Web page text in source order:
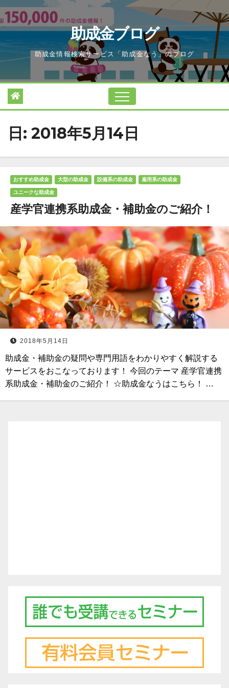
Skip
to
content
助成金ブログ
助成金情報検索サービス「助成金なう」のブログ
日: 2018年5月14日
おすすめ助成金 大型の助成金 設備系の助成金 雇用系の助成金
ユニークな助成金
産学官連携系助成金・補助金のご紹介！
2018年5月14日
助成金・補助金の疑問や専門用語をわかりやすく解説する
サービスをおこなっております！ 今回のテーマ 産学官連携
系助成金・補助金のご紹介！ ☆助成金なうはこちら！ …